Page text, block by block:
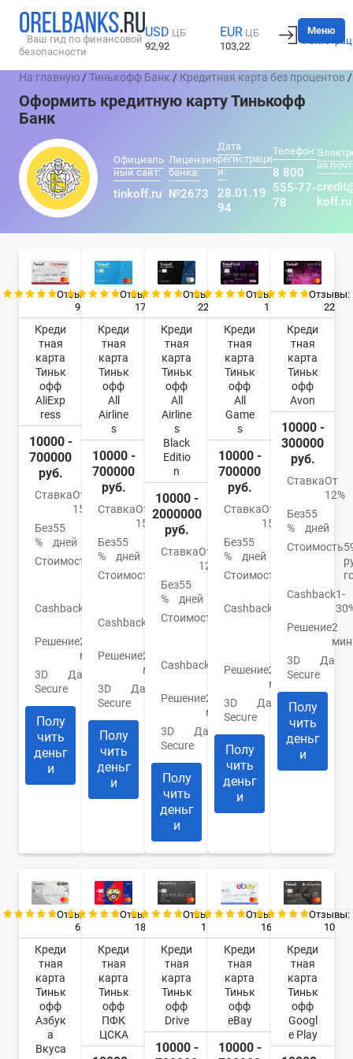
Ваш гид по финансовой
безопасности
USD ЦБ
92,92
EUR ЦБ
103,22
Вход
Меню
На главную /Тинькофф Банк / Кредитная карта без процентов
Оформить кредитную карту Тинькофф
Банк
Официаль
ный сайт:
tinkoff.ru
Лицензия
банка:
№2673
Дата
регистраци
и:
28.01.19
94
Телефон:
8 800
555-77-
78
ая
koff.ru
Отзывы:
9
Креди
тная
карта
Тиньк
офф
AliExp
ress
10000 -
700000
руб.
СтавкаОт
15%
Без
%
55
дней
Стоимость
990
руб./
Cashback
Решение2
мин.
3D
Secure
Да
Полу
чить
деньг
и
Отзывы:
17
Креди
тная
карта
Тиньк
офф
All
Airline
s
10000 -
700000
руб.
СтавкаОт
15%
Без
%
55
дней
Стоимость
890
руб.
Cashback
Решение2
мин.
3D
Secure
Да
Полу
чить
деньг
и
Отзывы:
22
Креди
тная
карта
Тиньк
офф
All
Airline
s
Black
Editio
n
10000 -
2000000
руб.
СтавкаОт
12%
Без
%
55
дней
Стоимость
Cashback
Решение2
мин.
3D
Secure
Да
Полу
чить
деньг
и
Отзывы:
1
Креди
тная
карта
Тиньк
офф
All
Game
s
10000 -
700000
руб.
СтавкаОт
15%
Без
%
55
дней
Стоимость
руб.
Cashback
Решение2
мин.
3D
Secure
Да
Полу
чить
деньг
и
Отзывы:
22
Креди
тная
карта
Тиньк
офф
Avon
10000 -
300000
руб.
СтавкаОт
12%
Без
%
55
дней
Стоимость
Cashback1-
Решение2
3D
Secure
Да
Полу
чить
деньг
и
Отзывы:
6
Креди
тная
карта
Тиньк
офф
Азбук
а
Вкуса
Отзывы:
18
Креди
тная
карта
Тиньк
офф
ПФК
ЦСКА
Отзывы:
1
Креди
тная
карта
Тиньк
офф
Drive
10000 -
Отзывы:
16
Креди
тная
карта
Тиньк
офф
eBay
10000 -
Отзывы:
10
Креди
тная
карта
Тиньк
офф
Googl
e Play